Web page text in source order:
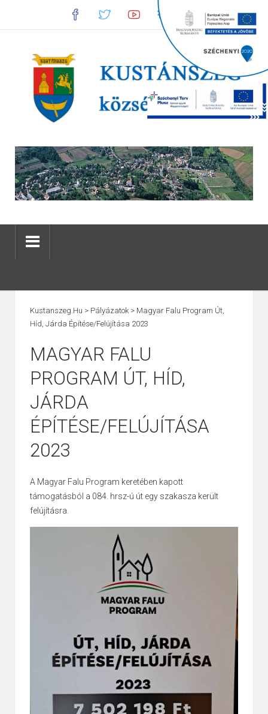
Kustanszeg.hu > Pályázatok > Magyar Falu Program Út,
Híd, Járda Építése/felújítása 2023
MAGYAR FALU
PROGRAM ÚT, HÍD,
JÁRDA
ÉPÍTÉSE/FELÚJÍTÁSA
2023
A Magyar Falu Program keretében kapott
támogatásból a 084. hrsz-ú út egy szakasza került
felújításra.